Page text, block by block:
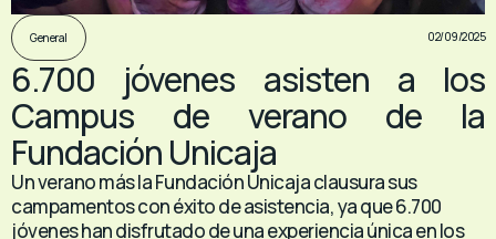
General 02/09/2025
6.700 jóvenes asisten a los
Campus de verano de la
Fundación Unicaja
Un verano más la Fundación Unicaja clausura sus
campamentos con éxito de asistencia, ya que 6.700
jóvenes han disfrutado de una experiencia única en los